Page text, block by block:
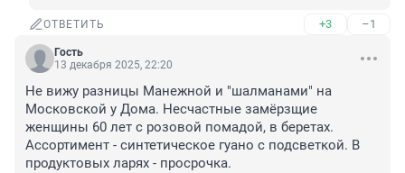
ОТВЕТИТЬ +3 –1
Гость
13 декабря 2025, 22:20
Не вижу разницы Манежной и "шалманами" на
Московской у Дома. Несчастные замёрзщие
женщины 60 лет с розовой помадой, в беретах.
Ассортимент - синтетическое гуано с подсветкой. В
продуктовых ларях - просрочка.